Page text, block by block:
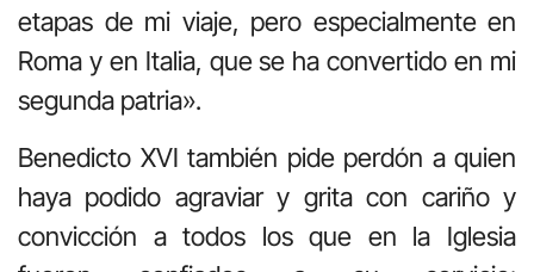
etapas de mi viaje, pero especialmente en
Roma y en Italia, que se ha convertido en mi
segunda patria».
Benedicto XVI también pide perdón a quien
haya podido agraviar y grita con cariño y
convicción a todos los que en la Iglesia